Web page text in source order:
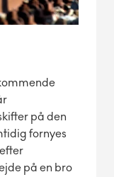
på den
fornyes
på en bro